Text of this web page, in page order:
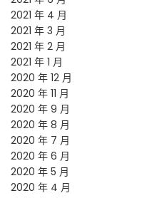
2021 年 4 月
2021 年 3 月
2021 年 2 月
2021 年 1 月
2020 年 12 月
2020 年 11 月
2020 年 9 月
2020 年 8 月
2020 年 7 月
2020 年 6 月
2020 年 5 月
2020 年 4 月